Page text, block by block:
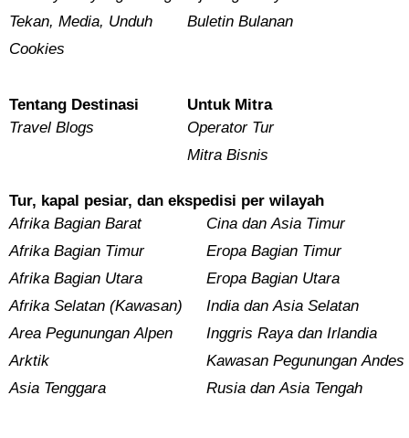
Tekan, Media, Unduh
Cookies
Buletin Bulanan
Tentang Destinasi
Travel Blogs
Untuk Mitra
Operator Tur
Mitra Bisnis
Tur, kapal pesiar, dan ekspedisi per wilayah
Afrika Bagian Barat
Afrika Bagian Timur
Afrika Bagian Utara
Afrika Selatan (Kawasan)
Area Pegunungan Alpen
Arktik
Asia Tenggara
Cina dan Asia Timur
Eropa Bagian Timur
Eropa Bagian Utara
India dan Asia Selatan
Inggris Raya dan Irlandia
Kawasan Pegunungan Andes
Rusia dan Asia Tengah